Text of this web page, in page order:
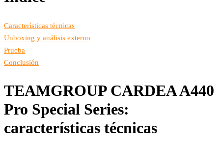
Características técnicas
Unboxing y análisis externo
Prueba
Conclusión
TEAMGROUP CARDEA A440
Pro Special Series:
características técnicas